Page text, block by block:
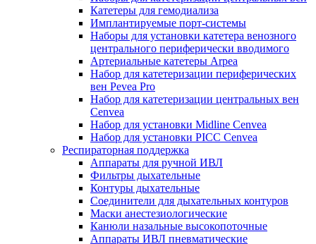
Катетеры для гемодиализа
Имплантируемые порт‑системы
Наборы для установки катетера венозного
центрального периферически вводимого
Артериальные катетеры Arpea
Набор для катетеризации периферических
вен Pevea Pro
Набор для катетеризации центральных вен
Cenvea
Набор для установки Midline Cenvea
Набор для установки PICC Cenvea
Респираторная поддержка
Аппараты для ручной ИВЛ
Фильтры дыхательные
Контуры дыхательные
Соединители для дыхательных контуров
Маски анестезиологические
Канюли назальные высокопоточные
Аппараты ИВЛ пневматические